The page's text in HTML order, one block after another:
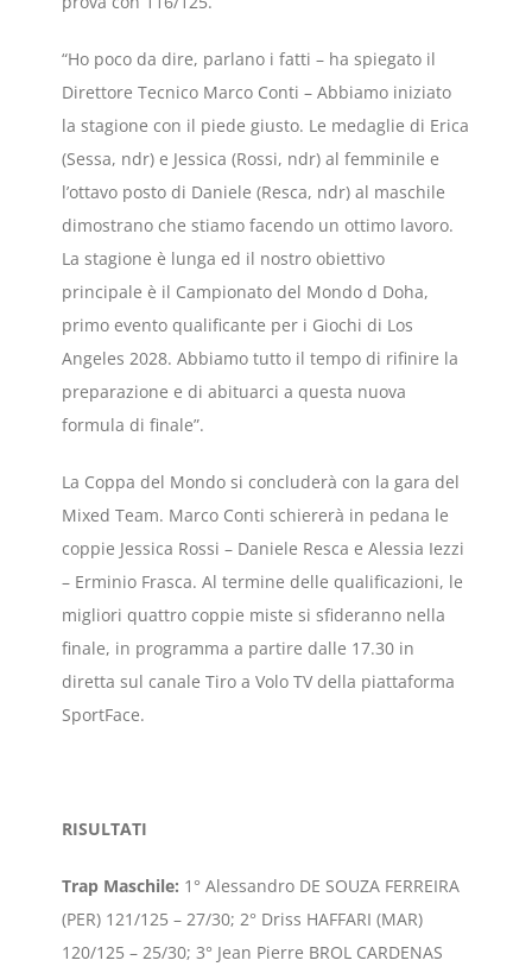
“Ho poco da dire, parlano i fatti – ha spiegato il
Direttore Tecnico Marco Conti – Abbiamo iniziato
la stagione con il piede giusto. Le medaglie di Erica
(Sessa, ndr) e Jessica (Rossi, ndr) al femminile e
l’ottavo posto di Daniele (Resca, ndr) al maschile
dimostrano che stiamo facendo un ottimo lavoro.
La stagione è lunga ed il nostro obiettivo
principale è il Campionato del Mondo d Doha,
primo evento qualificante per i Giochi di Los
Angeles 2028. Abbiamo tutto il tempo di rifinire la
preparazione e di abituarci a questa nuova
formula di finale”.
La Coppa del Mondo si concluderà con la gara del
Mixed Team. Marco Conti schiererà in pedana le
coppie Jessica Rossi – Daniele Resca e Alessia Iezzi
– Erminio Frasca. Al termine delle qualificazioni, le
migliori quattro coppie miste si sfideranno nella
finale, in programma a partire dalle 17.30 in
diretta sul canale Tiro a Volo TV della piattaforma
SportFace.
RISULTATI
Trap Maschile: 1° Alessandro DE SOUZA FERREIRA
(PER) 121/125 – 27/30; 2° Driss HAFFARI (MAR)
120/125 – 25/30; 3° Jean Pierre BROL CARDENAS